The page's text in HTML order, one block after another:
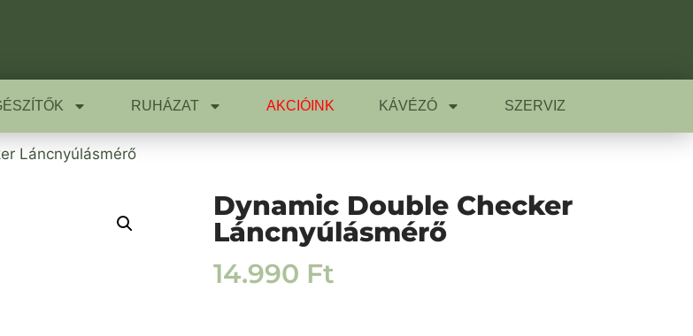
RUHÁZAT AKCIÓINK KÁVÉZÓ SZERVIZ
Láncnyúlásmérő
Dynamic Double Checker
Láncnyúlásmérő
14.990 Ft